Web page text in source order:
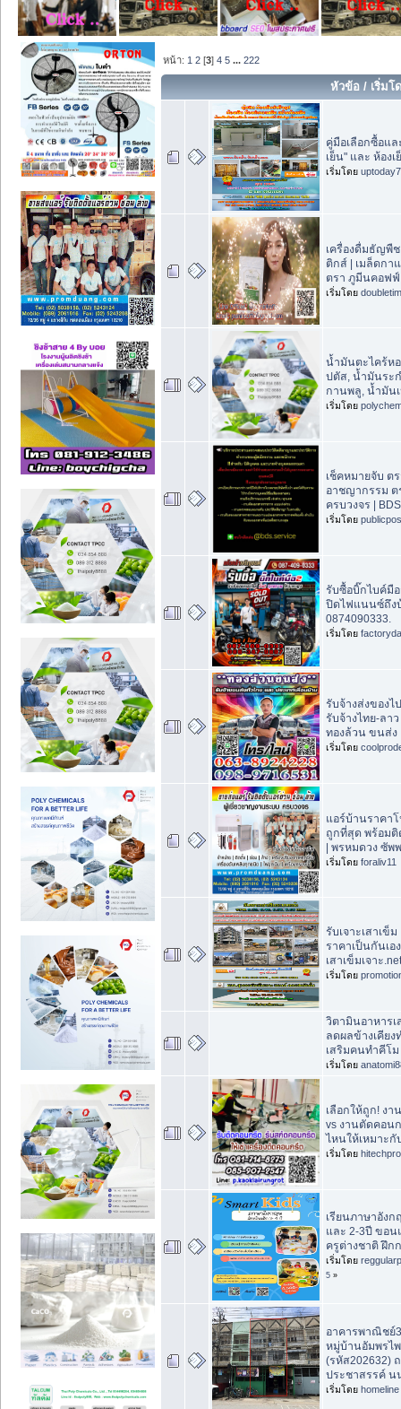
หน้า: 1 2 [3]4 5 ...222
หัวข้อ / เริ่มโ
คู่มือเลือกซื้อแล
เย็น" และ ห้องเ
เริ่มโดย
เครื่องดื่มธัญพื
ติกส์ | เมล็ดกา
ตรา ภูมีนคอฟ
เริ่มโดย
น้ำมันตะไคร้ห
ปตัส, น้ำมันระ
กานพลู, น้ำมัน
เริ่มโดย
เช็คหมายจับ ต
อาชญากรรม
ครบวงจร |
เริ่มโดย
รับซื้อบิ๊กไบค์มือ
ปิดไฟแนนซ์ถึง
0874090333.
เริ่มโดย
รับจ้างส่งของไ
รับจ้างไทย-ลา
ทองล้วน ขนส่ง
เริ่มโดย
แอร์บ้านราคา
ถูกที่สุด พร้อม
| พรหมดวง ซัพ
เริ่มโดย foraliv11
รับเจาะเสาเข็
ราคาเป็นกันเอ
เสาเข็มเจาะ.net
เริ่มโดย
วิตามินอาหารเ
ลดผลข้างเคียง
เสริมคนทำคีโ
เริ่มโดย
เลือกให้ถูก! งา
vs งานตัดคอน
ไหนให้เหมาะ
เริ่มโดย
เรียนภาษาอังก
และ 2-3ปี ขอน
ครูต่างชาติ ฝึก
เริ่มโดย
5 »
อาคารพาณิชย์
หมู่บ้านอัมพรไ
(รหัส202632)
ประชาสรรค์ น
เริ่มโดย homeline